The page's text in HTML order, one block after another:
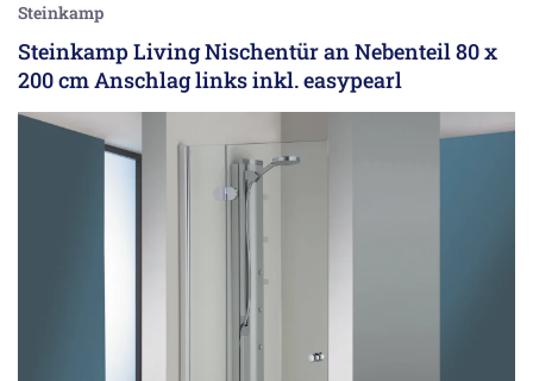
Steinkamp
Steinkamp Living Nischentür an Nebenteil 80 x
200 cm Anschlag links inkl. easypearl